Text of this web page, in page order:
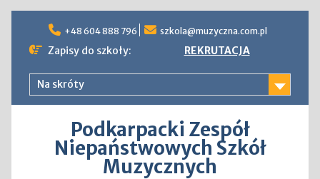
content
+48 604 888 796 szkola@muzyczna.com.pl
Zapisy do szkoły: REKRUTACJA
Na skróty
Podkarpacki Zespół
Niepaństwowych Szkół
Muzycznych